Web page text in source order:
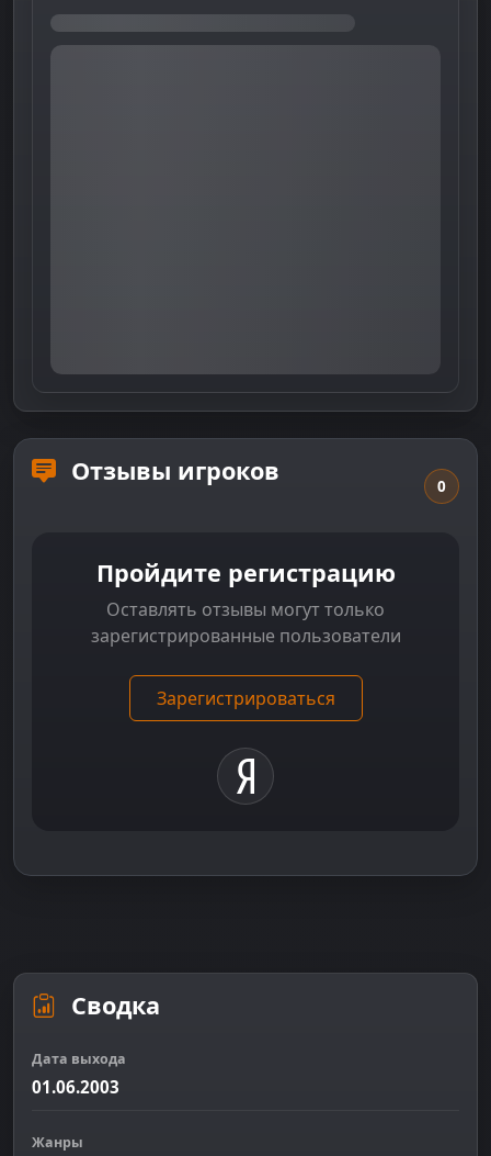
Отзывы игроков 0
Пройдите регистрацию
Оставлять отзывы могут только
зарегистрированные пользователи
Зарегистрироваться
Сводка
Дата выхода
01.06.2003
Жанры